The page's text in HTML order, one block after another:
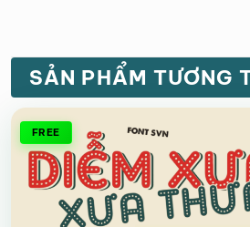
SẢN PHẨM TƯƠNG
FREE